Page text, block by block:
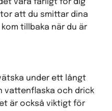
att du smittar dina
tillbaka när du är
under ett långt
vattenflaska och drick
är också viktigt för